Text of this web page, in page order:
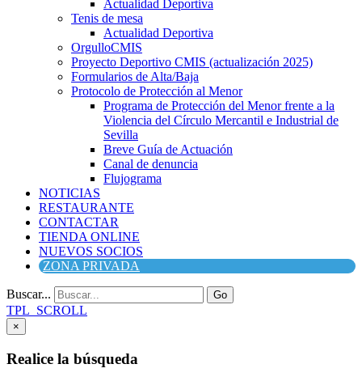
Actualidad Deportiva
Tenis de mesa
Actualidad Deportiva
OrgulloCMIS
Proyecto Deportivo CMIS (actualización 2025)
Formularios de Alta/Baja
Protocolo de Protección al Menor
Programa de Protección del Menor frente a la
Violencia del Círculo Mercantil e Industrial de
Sevilla
Breve Guía de Actuación
Canal de denuncia
Flujograma
NOTICIAS
RESTAURANTE
CONTACTAR
TIENDA ONLINE
NUEVOS SOCIOS
ZONA PRIVADA
Buscar... Go
TPL_SCROLL
×
Realice la búsqueda